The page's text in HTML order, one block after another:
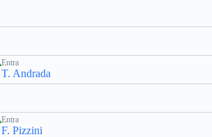
Entra
T. Andrada
Entra
F. Pizzini